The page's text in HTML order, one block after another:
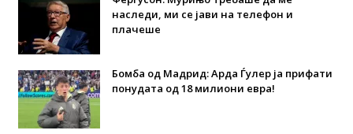
наследи, ми се јави на телефон и
плачеше
Бомба од Мадрид: Арда Ѓулер ја прифати
понудата од 18 милиони евра!